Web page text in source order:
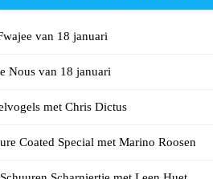
van 18 januari
Nous van 18 januari
met Chris Dictus
Coated Special met Marino Roosen